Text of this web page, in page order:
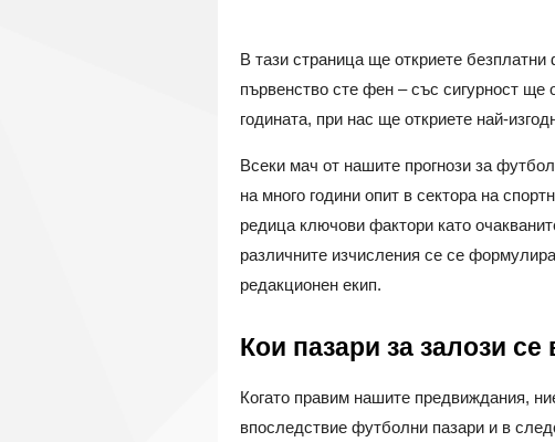
В тази страница ще откриете
първенство сте фен – със сигурност
годината, при нас ще откриете най-
Всеки мач от нашите прогнози за
на много години опит в сектора на
редица ключови фактори като
различните изчисления се се
редакционен екип.
Кои пазари за залози
Когато правим нашите предвиждания,
впоследствие футболни пазари и в